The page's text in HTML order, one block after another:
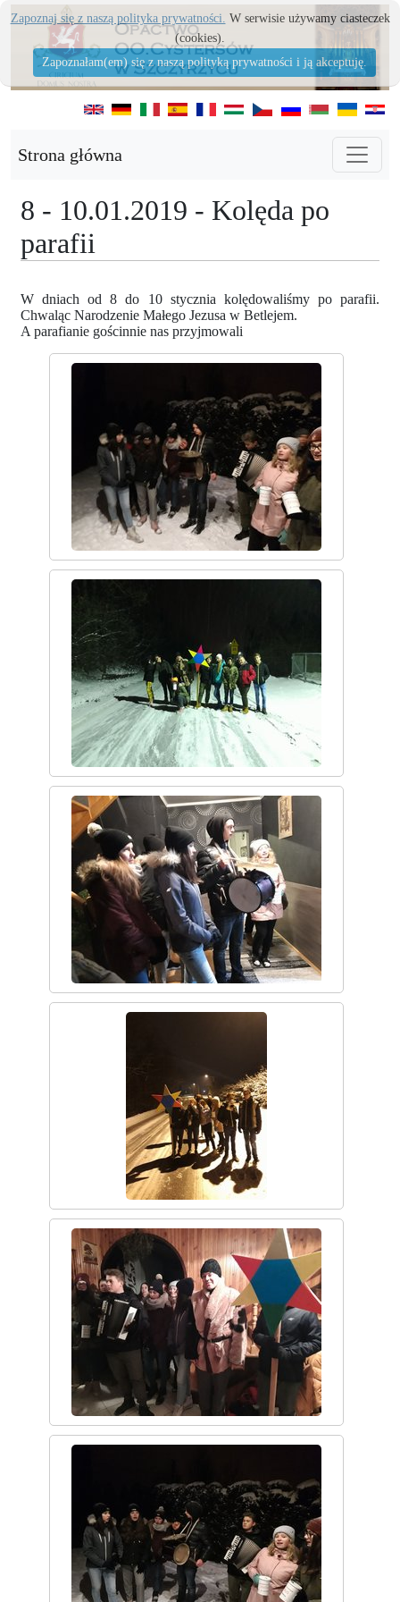
Strona główna
8 - 10.01.2019 - Kolęda po
parafii
W dniach od 8 do 10 stycznia kolędowaliśmy po parafii.
Chwaląc Narodzenie Małego Jezusa w Betlejem.
A parafianie gościnnie nas przyjmowali
Zapoznaj się z naszą polityka prywatności. W serwisie używamy ciasteczek
(cookies).
Zapoznałam(em) się z naszą polityką prywatności i ją akceptuję.